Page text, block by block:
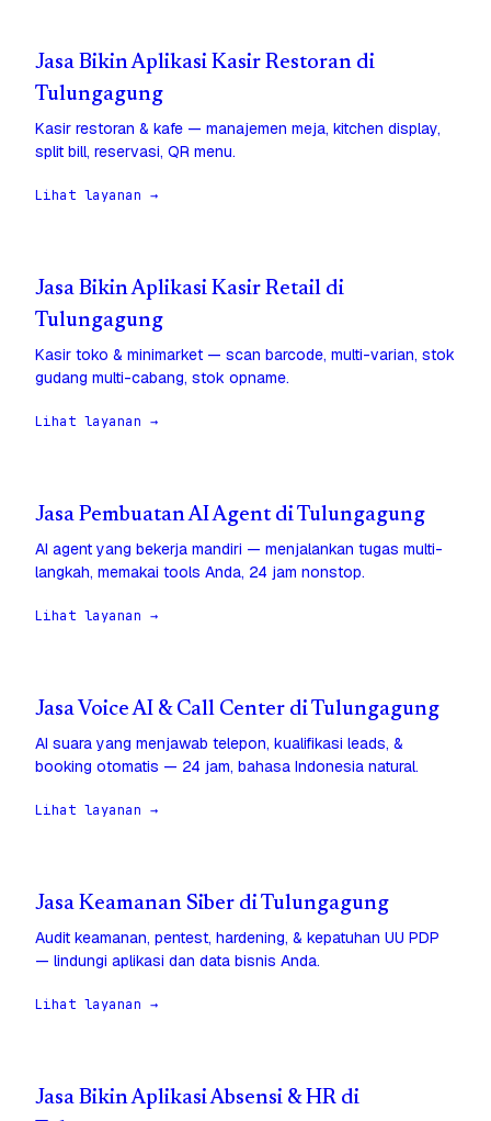
Jasa Bikin Aplikasi Kasir Restoran di
Tulungagung
Kasir restoran & kafe — manajemen meja, kitchen display,
split bill, reservasi, QR menu.
Lihat layanan →
Jasa Bikin Aplikasi Kasir Retail di
Tulungagung
Kasir toko & minimarket — scan barcode, multi-varian, stok
gudang multi-cabang, stok opname.
Lihat layanan →
Jasa Pembuatan AI Agent di Tulungagung
AI agent yang bekerja mandiri — menjalankan tugas multi-
langkah, memakai tools Anda, 24 jam nonstop.
Lihat layanan →
Jasa Voice AI & Call Center di Tulungagung
AI suara yang menjawab telepon, kualifikasi leads, &
booking otomatis — 24 jam, bahasa Indonesia natural.
Lihat layanan →
Jasa Keamanan Siber di Tulungagung
Audit keamanan, pentest, hardening, & kepatuhan UU PDP
— lindungi aplikasi dan data bisnis Anda.
Lihat layanan →
Jasa Bikin Aplikasi Absensi & HR di